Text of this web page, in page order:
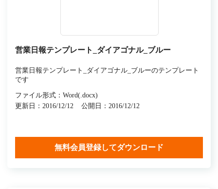
営業日報テンプレート_ダイアゴナル_ブルー
営業日報テンプレート_ダイアゴナル_ブルーのテンプレート
です
ファイル形式：Word(.docx)
更新日：2016/12/12
公開日：2016/12/12
無料会員登録してダウンロード